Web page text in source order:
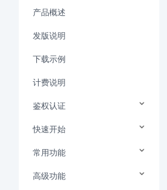
产品概述
发版说明
下载示例
计费说明
鉴权认证
快速开始
常用功能
高级功能